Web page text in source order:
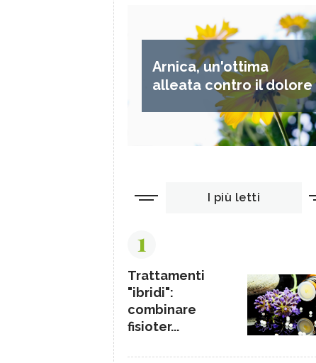
Arnica, un'ottima
alleata contro il dolore
I più letti
1
Trattamenti
"ibridi":
combinare
fisioter...